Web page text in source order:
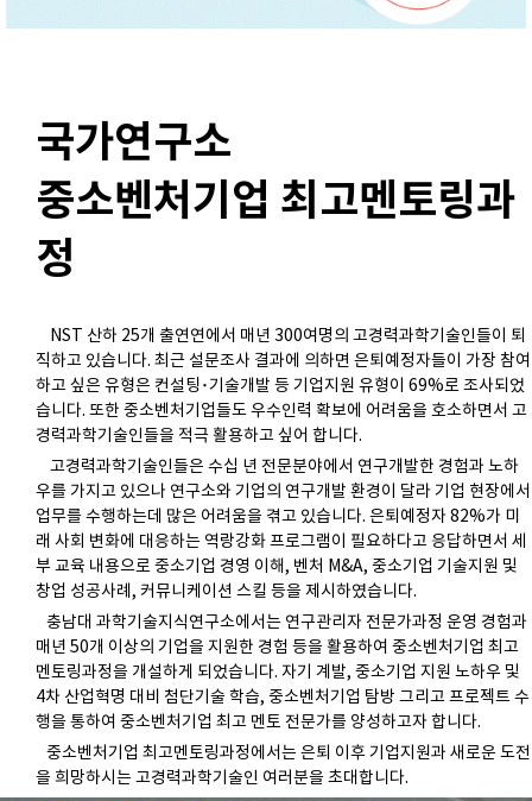
국가연구소
중소벤처기업 최고멘토링과
정
NST 산하 25개 출연연에서 매년 300여명의 고경력과학기술인들이 퇴
직하고 있습니다. 최근 설문조사 결과에 의하면 은퇴예정자들이 가장 참여
하고 싶은 유형은 컨설팅･기술개발 등 기업지원 유형이 69%로 조사되었
습니다. 또한 중소벤처기업들도 우수인력 확보에 어려움을 호소하면서 고
경력과학기술인들을 적극 활용하고 싶어 합니다.
고경력과학기술인들은 수십 년 전문분야에서 연구개발한 경험과 노하
우를 가지고 있으나 연구소와 기업의 연구개발 환경이 달라 기업 현장에서
업무를 수행하는데 많은 어려움을 겪고 있습니다. 은퇴예정자 82%가 미
래 사회 변화에 대응하는 역랑강화 프로그램이 필요하다고 응답하면서 세
부 교육 내용으로 중소기업 경영 이해, 벤처 M&A, 중소기업 기술지원 및
창업 성공사례, 커뮤니케이션 스킬 등을 제시하였습니다.
충남대 과학기술지식연구소에서는 연구관리자 전문가과정 운영 경험과
매년 50개 이상의 기업을 지원한 경험 등을 활용하여 중소벤처기업 최고
멘토링과정을 개설하게 되었습니다. 자기 계발, 중소기업 지원 노하우 및
4차 산업혁명 대비 첨단기술 학습, 중소벤처기업 탐방 그리고 프로젝트 수
행을 통하여 중소벤처기업 최고 멘토 전문가를 양성하고자 합니다.
중소벤처기업 최고멘토링과정에서는 은퇴 이후 기업지원과 새로운 도전
을 희망하시는 고경력과학기술인 여러분을 초대합니다.